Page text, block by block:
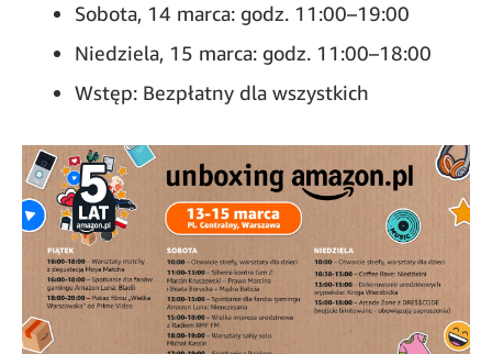
Sobota, 14 marca: godz. 11:00–19:00
Niedziela, 15 marca: godz. 11:00–18:00
Wstęp: Bezpłatny dla wszystkich